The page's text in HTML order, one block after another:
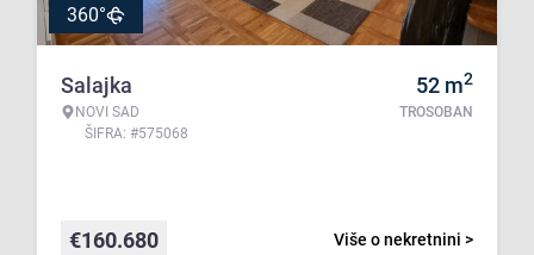
360°
Salajka
NOVI SAD
ŠIFRA: #575068
52 m2
TROSOBAN
Više o nekretnini >
€160.680